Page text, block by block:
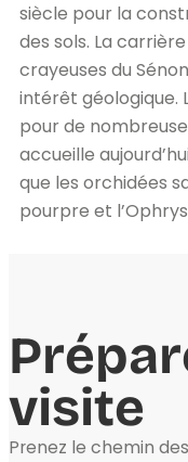
siècle pour la
des sols. La
crayeuses du
intérêt géologique.
pour de
accueille
que les orchidées
pourpre et
visite
Prenez le chemin